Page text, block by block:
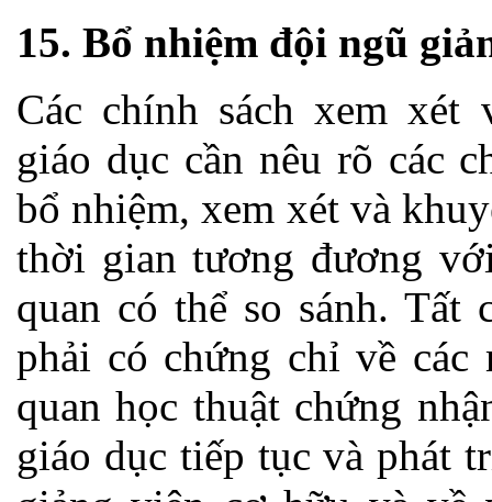
15. Bổ nhiệm đội ngũ
Các chính sách xem xét
giáo dục cần nêu rõ các
bổ nhiệm, xem xét và
thời gian tương đương
quan có thể so sánh. Tất
phải có chứng chỉ về các
quan học thuật chứng
giáo dục tiếp tục và phát